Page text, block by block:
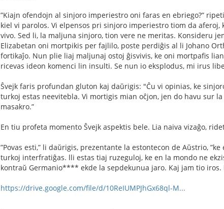
”Kiajn ofendojn al sinjoro imperiestro oni faras en ebriego?”
kiel vi parolos. Vi elpensos pri sinjoro imperiestro tiom da
vivo. Sed li, la maljuna sinjoro, tion vere ne meritas. Konsideru
Elizabetan oni mortpikis per fajlilo, poste perdiĝis al li Johano
fortikaĵo. Nun plie liaj maljunaj ostoj ĝisvivis, ke oni mortpaﬁs
ricevas ideon komenci lin insulti. Se nun io eksplodus, mi irus
Ŝvejk faris profundan gluton kaj daŭrigis: "Ĉu vi opinias, ke
turkoj estas neevitebla. Vi mortigis mian oĉjon, jen do havu sur
masakro.”
En tiu profeta momento Ŝvejk aspektis bele. Lia naiva vizaĝo,
”Povas esti,” li daŭrigis, prezentante la estontecon de Aŭstrio,
turkoj interfratiĝas. lli estas tiaj ruzeguloj, ke en la mondo ne
kontraŭ Germanio**** ekde la sepdekunua jaro. Kaj jam tio
https://drive.google.com/file/d/10ReIUMPJhGx68ql-M...